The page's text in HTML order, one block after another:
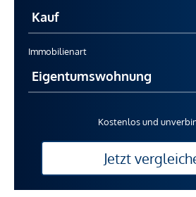
Immobilienart
Kostenlos und
Jetzt